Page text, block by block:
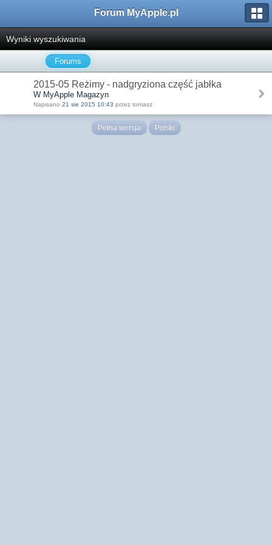
Forum MyApple.pl
Wyniki wyszukiwania
Forums
2015-05 Reżimy - nadgryziona część jabłka
W MyApple Magazyn
Napisano 21 sie 2015 10:43 przez tomasz
Pełna wersja Polski